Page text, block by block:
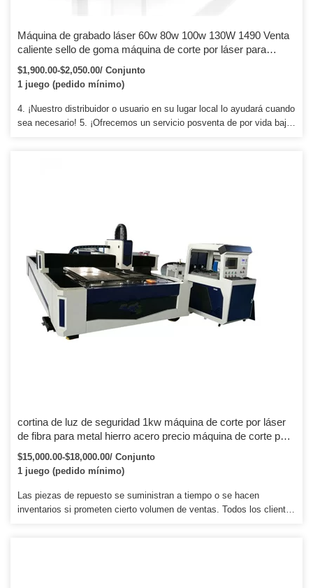
Máquina de grabado láser 60w 80w 100w 130W 1490 Venta
caliente sello de goma máquina de corte por láser para
madera
$1,900.00-$2,050.00/ Conjunto
1 juego (pedido mínimo)
4. ¡Nuestro distribuidor o usuario en su lugar local lo ayudará cuando
sea necesario! 5. ¡Ofrecemos un servicio posventa de por vida bajo
cortina de luz de seguridad 1kw máquina de corte por láser
de fibra para metal hierro acero precio máquina de corte por
láser corte de metal
$15,000.00-$18,000.00/ Conjunto
1 juego (pedido mínimo)
Las piezas de repuesto se suministran a tiempo o se hacen
inventarios si prometen cierto volumen de ventas. Todos los clientes